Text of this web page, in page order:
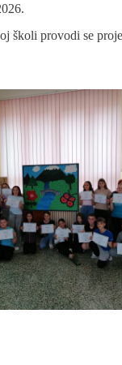
školi provodi se